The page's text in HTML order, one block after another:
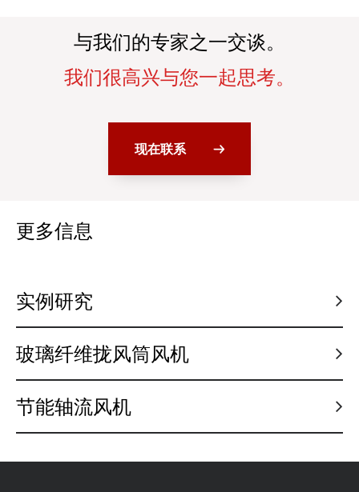
与我们的专家之一交谈。
我们很高兴与您一起思考。
现在联系
更多信息
实例研究
玻璃纤维拢风筒风机
节能轴流风机